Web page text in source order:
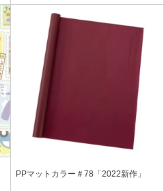
PPマットカラー＃78「2022新作」